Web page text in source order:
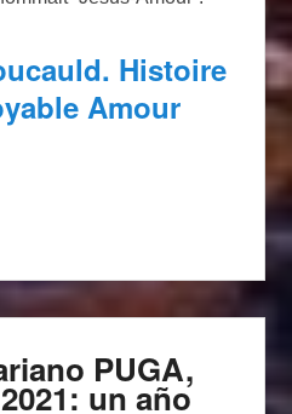
Histoire
Amour
PUGA,
un año